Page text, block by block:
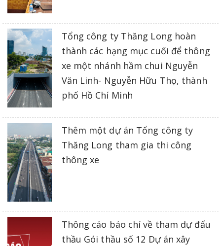
Tổng công ty Thăng Long hoàn
thành các hạng mục cuối để thông
xe một nhánh hầm chui Nguyễn
Văn Linh- Nguyễn Hữu Thọ, thành
phố Hồ Chí Minh
Thêm một dự án Tổng công ty
Thăng Long tham gia thi công
thông xe
Thông cáo báo chí về tham dự đấu
thầu Gói thầu số 12 Dự án xây